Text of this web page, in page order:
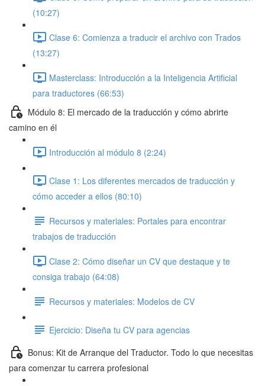
(10:27)
Clase 6: Comienza a traducir el archivo con Trados
(13:27)
Masterclass: Introducción a la Inteligencia Artificial
para traductores (66:53)
Módulo 8: El mercado de la traducción y cómo abrirte
camino en él
Introducción al módulo 8 (2:24)
Clase 1: Los diferentes mercados de traducción y
cómo acceder a ellos (80:10)
Recursos y materiales: Portales para encontrar
trabajos de traducción
Clase 2: Cómo diseñar un CV que destaque y te
consiga trabajo (64:08)
Recursos y materiales: Modelos de CV
Ejercicio: Diseña tu CV para agencias
Bonus: Kit de Arranque del Traductor. Todo lo que necesitas
para comenzar tu carrera profesional